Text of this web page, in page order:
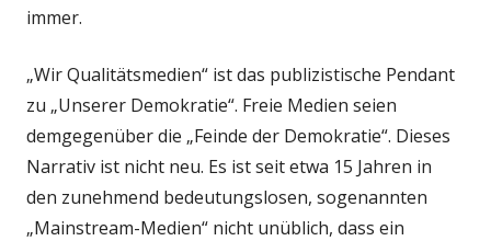
immer.
„Wir Qualitätsmedien“ ist das publizistische Pendant
zu „Unserer Demokratie“. Freie Medien seien
demgegenüber die „Feinde der Demokratie“. Dieses
Narrativ ist nicht neu. Es ist seit etwa 15 Jahren in
den zunehmend bedeutungslosen, sogenannten
„Mainstream-Medien“ nicht unüblich, dass ein